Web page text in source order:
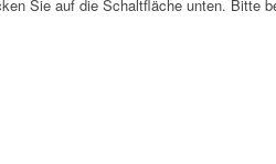
Sie auf die Schaltfläche unten. Bitte